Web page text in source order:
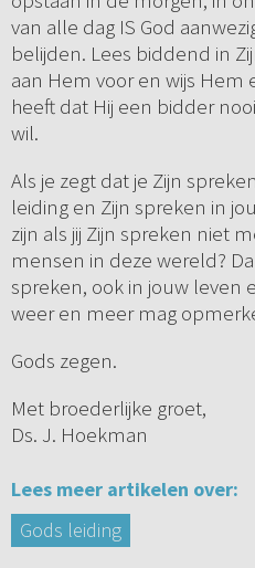
van alle dag IS God
belijden. Lees biddend in
aan Hem voor en wijs Hem
heeft dat Hij een bidder
wil.
Als je zegt dat je Zijn
leiding en Zijn spreken in
zijn als jij Zijn spreken niet
mensen in deze wereld?
spreken, ook in jouw leven
weer en meer mag
Gods zegen.
Met broederlijke groet,
Ds. J. Hoekman
Lees meer artikelen over:
Gods leiding